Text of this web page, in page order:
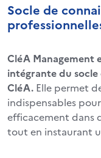
Socle de
CléA
intégrante du
CléA. Elle permet
indispensables
efficacement dans
tout en instaurant